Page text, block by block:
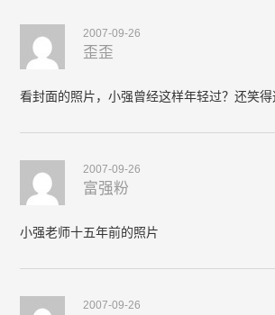
2007-09-26
歪歪
看封面的照片，小强曾经这样年轻过？还笑得
2007-09-26
富强粉
小强老师十五年前的照片
2007-09-26